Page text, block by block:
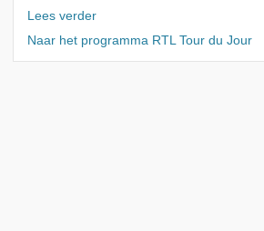
Lees verder
Naar het programma RTL Tour du Jour